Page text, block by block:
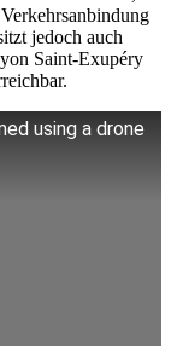
jedoch auch
Saint-Exupéry
using a drone